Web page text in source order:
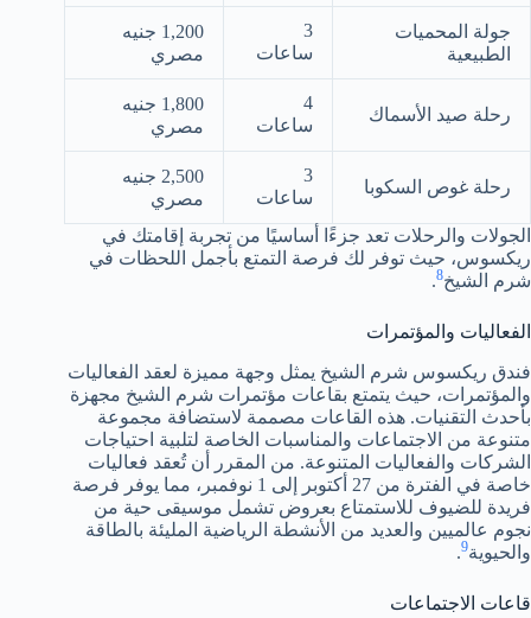
جولة المحميات
الطبيعية
3
ساعات
1,200 جنيه
مصري
رحلة صيد الأسماك
4
ساعات
1,800 جنيه
مصري
رحلة غوص السكوبا
3
ساعات
2,500 جنيه
مصري
الجولات والرحلات تعد جزءًا أساسيًا من تجربة إقامتك في
ريكسوس، حيث توفر لك فرصة التمتع بأجمل اللحظات في
شرم الشيخ8
.
الفعاليات والمؤتمرات
فندق ريكسوس شرم الشيخ يمثل وجهة مميزة لعقد الفعاليات
والمؤتمرات، حيث يتمتع بقاعات مؤتمرات شرم الشيخ مجهزة
بأحدث التقنيات. هذه القاعات مصممة لاستضافة مجموعة
متنوعة من الاجتماعات والمناسبات الخاصة لتلبية احتياجات
الشركات والفعاليات المتنوعة. من المقرر أن تُعقد فعاليات
خاصة في الفترة من 27 أكتوبر إلى 1 نوفمبر، مما يوفر فرصة
فريدة للضيوف للاستمتاع بعروض تشمل موسيقى حية من
نجوم عالميين والعديد من الأنشطة الرياضية المليئة بالطاقة
والحيوية9
.
قاعات الاجتماعات